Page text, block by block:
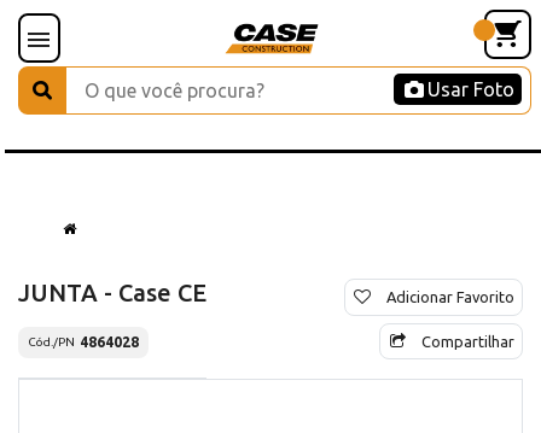
Usar Foto
JUNTA - Case CE
Cód./PN 4864028
Adicionar Favorito
Compartilhar